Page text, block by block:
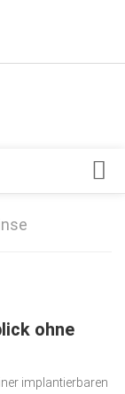
ohne
implantierbaren